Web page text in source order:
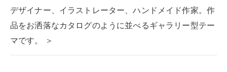
デザイナー、イラストレーター、ハンドメイド作家。作
品をお洒落なカタログのように並べるギャラリー型テー
マです。 ＞